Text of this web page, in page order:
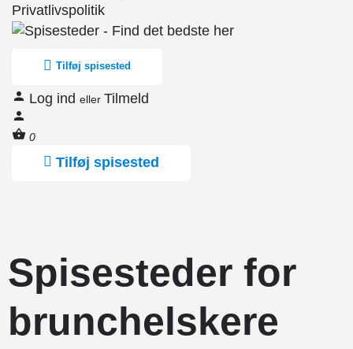
Privatlivspolitik
Tilføj spisested
Log ind eller Tilmeld
0
Tilføj spisested
Spisesteder for
brunchelskere